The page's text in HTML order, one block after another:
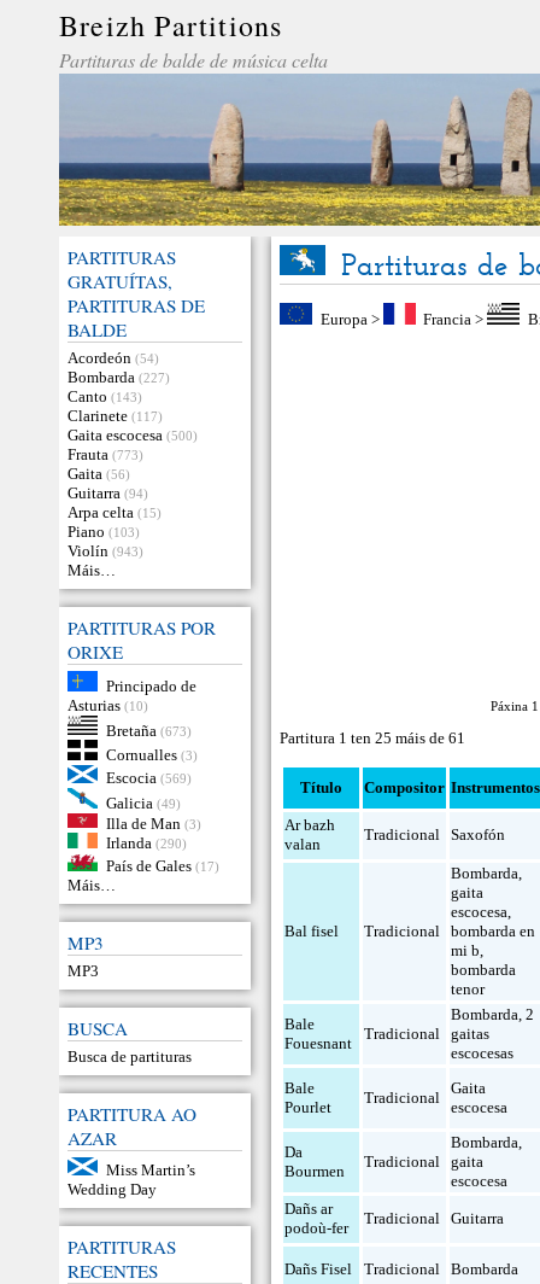
Breizh Partitions
Partituras de balde de música celta
PARTITURAS
GRATUÍTAS,
PARTITURAS DE
BALDE
Acordeón (54)
Bombarda (227)
Canto (143)
Clarinete (117)
Gaita escocesa (500)
Frauta (773)
Gaita (56)
Guitarra (94)
Arpa celta (15)
Piano (103)
Violín (943)
Máis…
PARTITURAS POR
ORIXE
Principado de
Asturias (10)
Bretaña (673)
Cornualles (3)
Escocia (569)
Galicia (49)
Illa de Man (3)
Irlanda (290)
País de Gales (17)
Máis…
MP3
MP3
BUSCA
Busca de partituras
PARTITURA AO
AZAR
Miss Martin’s
Wedding Day
PARTITURAS
RECENTES
Partituras de
Europa> Francia >
Páxina
Partitura 1 ten 25 máis de 61
Título Compositor Instrumentos
Ar bazh
valan
Tradicional Saxofón
Bal fisel Tradicional
Bombarda,
gaita
escocesa,
bombarda en
mi b,
bombarda
tenor
Bale
Fouesnant
Tradicional
Bombarda,2
gaitas
escocesas
Bale
Pourlet
Tradicional
Gaita
escocesa
Da
Bourmen
Tradicional
Bombarda,
gaita
escocesa
Dañs ar
podoù-fer
Tradicional Guitarra
Dañs Fisel Tradicional Bombarda